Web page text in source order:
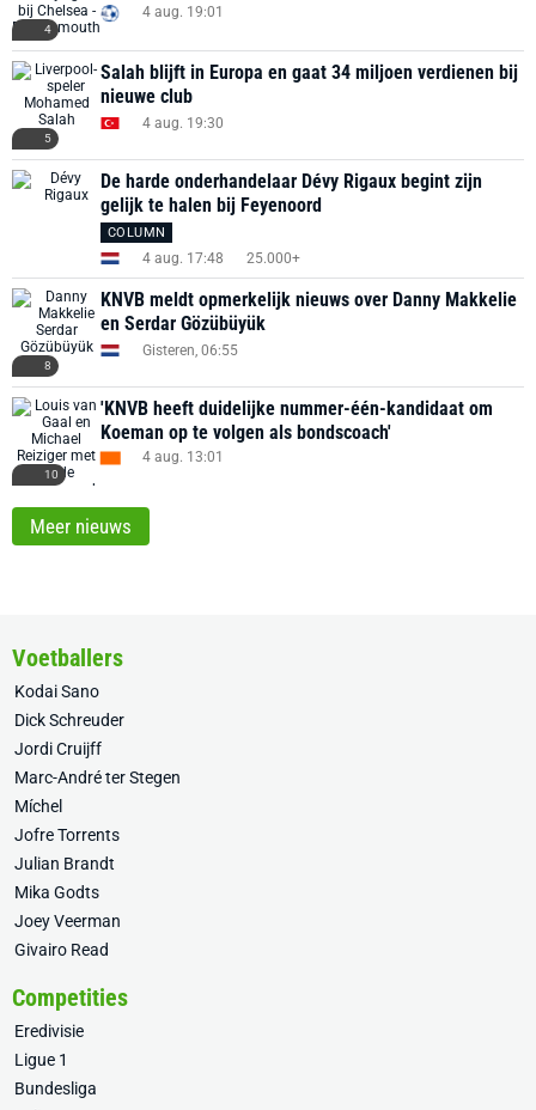
4
4 aug. 19:01
5
Salah blijft in Europa en gaat 34 miljoen verdienen bij
nieuwe club
4 aug. 19:30
De harde onderhandelaar Dévy Rigaux begint zijn
gelijk te halen bij Feyenoord
COLUMN
4 aug. 17:48 25.000+
8
KNVB meldt opmerkelijk nieuws over Danny Makkelie
en Serdar Gözübüyük
Gisteren, 06:55
10
'KNVB heeft duidelijke nummer-één-kandidaat om
Koeman op te volgen als bondscoach'
4 aug. 13:01
Meer nieuws
Voetballers
Kodai Sano
Dick Schreuder
Jordi Cruijff
Marc-André ter Stegen
Míchel
Jofre Torrents
Julian Brandt
Mika Godts
Joey Veerman
Givairo Read
Competities
Eredivisie
Ligue 1
Bundesliga